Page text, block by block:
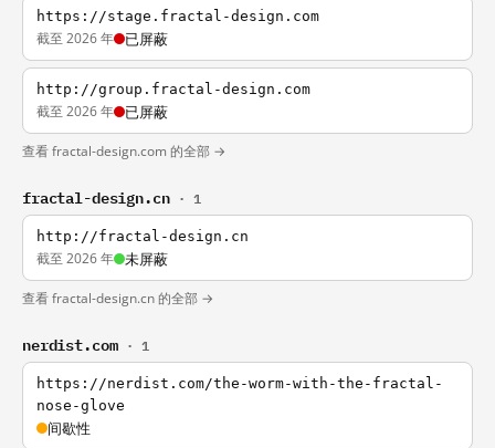
https://stage.fractal-design.com
截至 2026 年 已屏蔽
http://group.fractal-design.com
截至 2026 年 已屏蔽
查看 fractal-design.com 的全部 →
fractal-design.cn · 1
http://fractal-design.cn
截至 2026 年 未屏蔽
查看 fractal-design.cn 的全部 →
nerdist.com · 1
https://nerdist.com/the-worm-with-the-fractal-
nose-glove
间歇性